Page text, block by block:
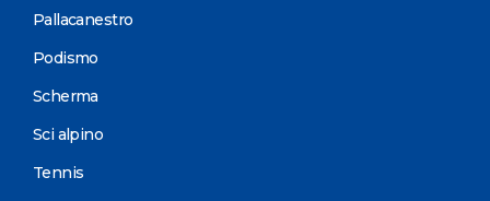
Pallacanestro
Podismo
Scherma
Sci alpino
Tennis